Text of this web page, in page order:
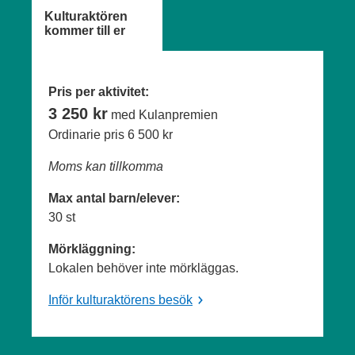
Kulturaktören
kommer till er
Pris per aktivitet:
3 250 kr med Kulanpremien
Ordinarie pris 6 500 kr
Moms kan tillkomma
Max antal barn/elever:
30 st
Mörkläggning:
Lokalen behöver inte mörkläggas.
Inför kulturaktörens besök